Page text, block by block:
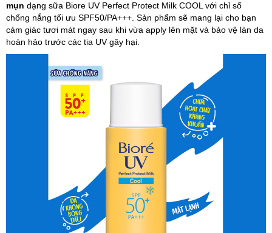
mụn dạng sữa Biore UV Perfect Protect Milk COOL với chỉ số
chống nắng tối ưu SPF50/PA+++. Sản phẩm sẽ mang lại cho bạn
cảm giác tươi mát ngay sau khi vừa apply lên mặt và bảo vệ làn da
hoàn hảo trước các tia UV gây hại.